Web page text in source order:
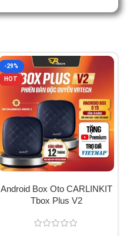
-29%
HOT
Android Box Oto CARLINKIT
Tbox Plus V2